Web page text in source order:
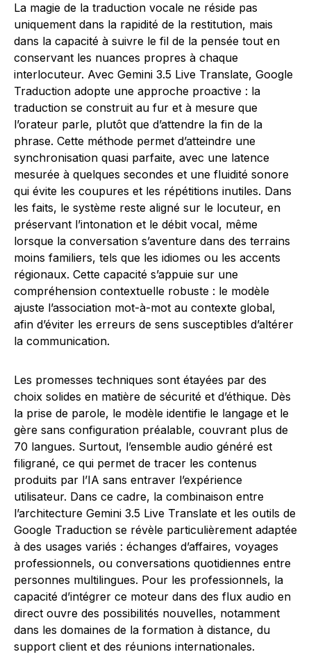
La magie de la traduction vocale ne réside pas
uniquement dans la rapidité de la restitution, mais
dans la capacité à suivre le fil de la pensée tout en
conservant les nuances propres à chaque
interlocuteur. Avec Gemini 3.5 Live Translate, Google
Traduction adopte une approche proactive : la
traduction se construit au fur et à mesure que
l’orateur parle, plutôt que d’attendre la fin de la
phrase. Cette méthode permet d’atteindre une
synchronisation quasi parfaite, avec une latence
mesurée à quelques secondes et une fluidité sonore
qui évite les coupures et les répétitions inutiles. Dans
les faits, le système reste aligné sur le locuteur, en
préservant l’intonation et le débit vocal, même
lorsque la conversation s’aventure dans des terrains
moins familiers, tels que les idiomes ou les accents
régionaux. Cette capacité s’appuie sur une
compréhension contextuelle robuste : le modèle
ajuste l’association mot-à-mot au contexte global,
afin d’éviter les erreurs de sens susceptibles d’altérer
la communication.
Les promesses techniques sont étayées par des
choix solides en matière de sécurité et d’éthique. Dès
la prise de parole, le modèle identifie le langage et le
gère sans configuration préalable, couvrant plus de
70 langues. Surtout, l’ensemble audio généré est
filigrané, ce qui permet de tracer les contenus
produits par l’IA sans entraver l’expérience
utilisateur. Dans ce cadre, la combinaison entre
l’architecture Gemini 3.5 Live Translate et les outils de
Google Traduction se révèle particulièrement adaptée
à des usages variés : échanges d’affaires, voyages
professionnels, ou conversations quotidiennes entre
personnes multilingues. Pour les professionnels, la
capacité d’intégrer ce moteur dans des flux audio en
direct ouvre des possibilités nouvelles, notamment
dans les domaines de la formation à distance, du
support client et des réunions internationales.